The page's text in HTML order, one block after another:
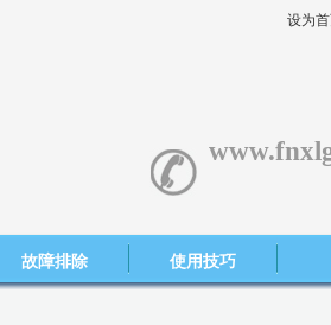
设为
故障排除 使用技巧